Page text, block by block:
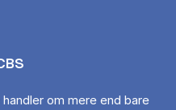
om mere end bare